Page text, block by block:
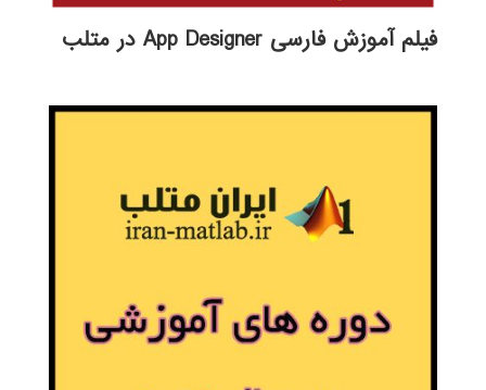
فیلم آموزش فارسی App Designer در متلب